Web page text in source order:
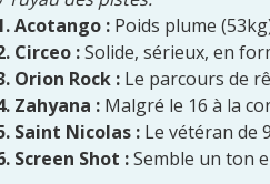
Acotango : Poids plume
Circeo :Solide, sérieux, en
Orion Rock : Le parcours de
Zahyana : Malgré le 16 à la
Saint Nicolas : Le vétéran de
Screen Shot :Semble un ton